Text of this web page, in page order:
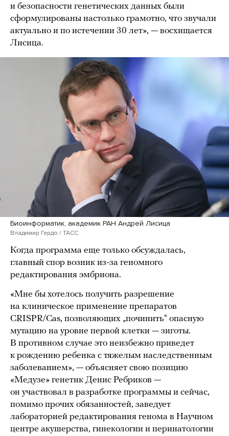
и безопасности генетических данных были
сформулированы настолько грамотно, что звучали
актуально и по истечении 30 лет», — восхищается
Лисица.
Биоинформатик, академик РАН Андрей Лисица
Владимир Гердо / ТАСС
Когда программа еще только обсуждалась,
главный спор возник из-за геномного
редактирования эмбриона.
«Мне бы хотелось получить разрешение
на клиническое применение препаратов
CRISPR/Cas, позволяющих „починить“ опасную
мутацию на уровне первой клетки — зиготы.
В противном случае это неизбежно приведет
к рождению ребенка с тяжелым наследственным
заболеванием», — объясняет свою позицию
«Медузе» генетик Денис Ребриков —
он участвовал в разработке программы и сейчас,
помимо прочих обязанностей, заведует
лабораторией редактирования генома в Научном
центре акушерства, гинекологии и перинатологии